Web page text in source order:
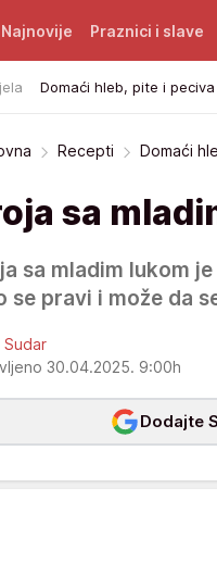
Najnovije Praznici i slave
Domaći hleb, pite i peciva
Recepti Domaći
sa
sa mladim lukom
se pravi i može da
Sudar
30.04.2025. 9:00h
Dodajte